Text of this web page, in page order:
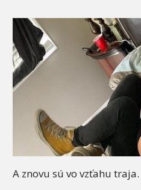
A znovu sú vo vzťahu traja.